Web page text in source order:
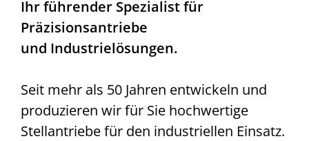
Ihr führender Spezialist für
Präzisionsantriebe
und Industrielösungen.
Seit mehr als 50 Jahren entwickeln und
produzieren wir für Sie hochwertige
Stellantriebe für den industriellen Einsatz.